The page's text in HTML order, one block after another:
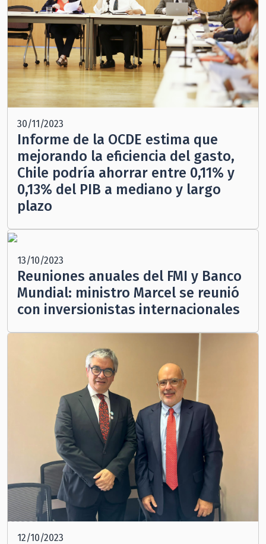
30/11/2023
Informe de la OCDE estima que
mejorando la eficiencia del gasto,
Chile podría ahorrar entre 0,11% y
0,13% del PIB a mediano y largo
plazo
13/10/2023
Reuniones anuales del FMI y Banco
Mundial: ministro Marcel se reunió
con inversionistas internacionales
12/10/2023